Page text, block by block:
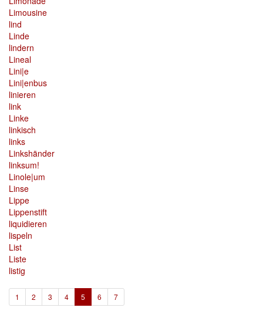
Limousine
lind
Linde
lindern
Lineal
Lini|e
Lini|enbus
linieren
link
Linke
linkisch
links
Linkshänder
linksum!
Linole|um
Linse
Lippe
Lippenstift
liquidieren
lispeln
List
Liste
listig
1 2 3 4 5 (current)
6 7